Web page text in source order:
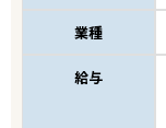
業種
給与